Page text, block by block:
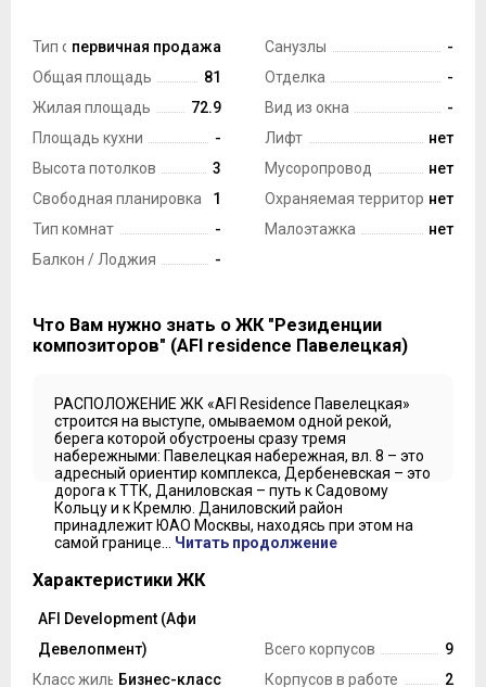
Тип сделкипервичная продажа
Общая площадь
81
Жилая площадь
72.9
Площадь кухни
-
Высота потолков
3
Свободная планировка
1
Тип комнат
-
Балкон / Лоджия
-
Санузлы
-
Отделка
-
Вид из окна
-
Лифт
нет
Мусоропровод
нет
Охраняемая территориянет
Малоэтажка
нет
Что Вам нужно знать о ЖК "Резиденции
композиторов" (AFI residence Павелецкая)
РАСПОЛОЖЕНИЕ ЖК «AFI Residence Павелецкая»
строится на выступе, омываемом одной рекой,
берега которой обустроены сразу тремя
набережными: Павелецкая набережная, вл. 8 – это
адресный ориентир комплекса, Дербеневская – это
дорога к ТТК, Даниловская – путь к Садовому
Кольцу и к Кремлю. Даниловский район
принадлежит ЮАО Москвы, находясь при этом на
самой границе... Читать продолжение
Характеристики ЖК
Застройщик
AFI Development (Афи
Девелопмент)
Класс жильяБизнес-класс
Всего корпусов
9
Корпусов в работе
2